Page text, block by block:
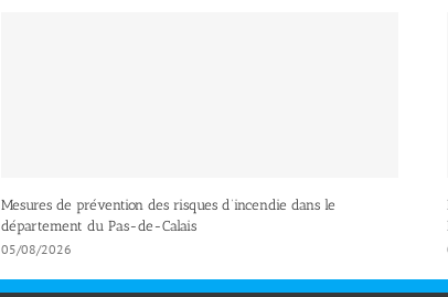
Mesures de prévention des risques d’incendie dans le
département du Pas-de-Calais
05/08/2026